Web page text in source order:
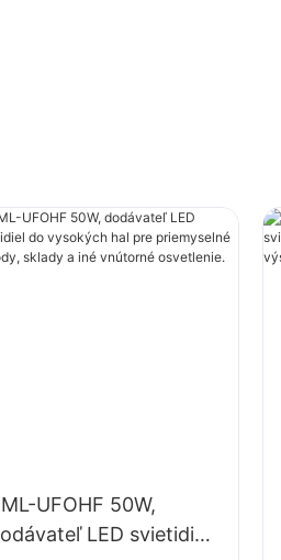
UFOHF 50W,
LED svietidiel